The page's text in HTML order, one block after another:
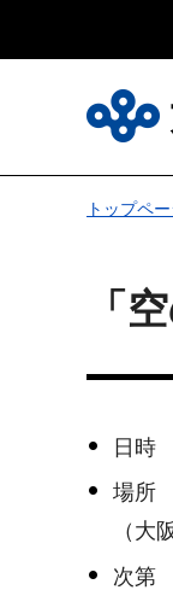
トップペ
「
日時
場所
（大
次第